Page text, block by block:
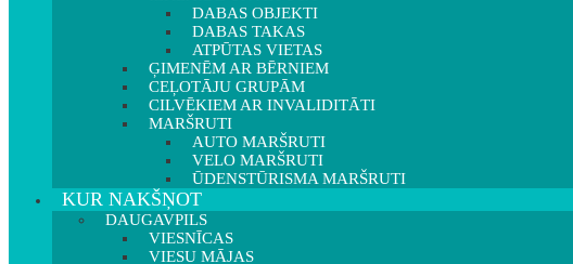
DABAS OBJEKTI
DABAS TAKAS
ATPŪTAS VIETAS
ĢIMENĒM AR BĒRNIEM
CEĻOTĀJU GRUPĀM
CILVĒKIEM AR INVALIDITĀTI
MARŠRUTI
AUTO MARŠRUTI
VELO MARŠRUTI
ŪDENSTŪRISMA MARŠRUTI
KUR NAKŠŅOT
DAUGAVPILS
VIESNĪCAS
VIESU MĀJAS